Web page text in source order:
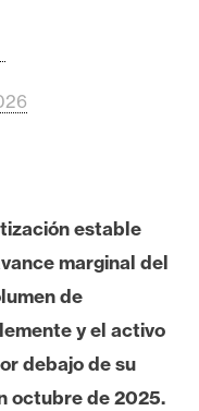
estable
marginal del
de
y el activo
debajo de su
octubre de 2025.